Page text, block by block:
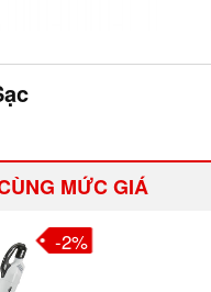
MỨC GIÁ
-2%